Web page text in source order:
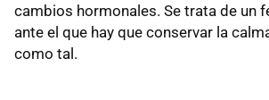
cambios hormonales. Se trata de un
ante el que hay que conservar la
como tal.